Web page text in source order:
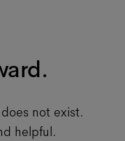
not exist.
helpful.